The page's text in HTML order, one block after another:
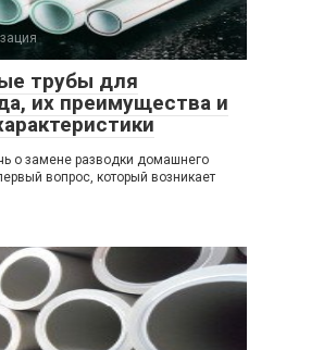
трубы для
их преимущества и
о замене разводки домашнего
вопрос, который возникает